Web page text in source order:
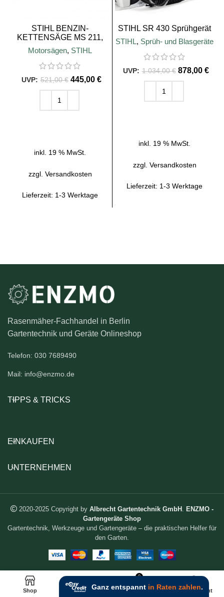
STIHL BENZIN-
KETTENSÄGE MS 211,
PD3, 35 cm
Motorsägen, STIHL
521,00€ 445,00 €
inkl. 19 % MwSt.
zzgl. Versandkosten
Lieferzeit: 1-3 Werktage
STIHL SR 430 Sprühgerät
STIHL, Sprüh- und Blasgeräte
1.034,00€ 878,00 €
inkl. 19 % MwSt.
zzgl. Versandkosten
Lieferzeit: 1-3 Werktage
Rasenmäher-Fachhandel in Berlin
Gartentechnik und Geräte Onlineshop
Telefon: 030 7689490
Mail: info@enzmo.de
TIPPS & TRICKS
EINKAUFEN
UNTERNEHMEN
2020-2025 Copyright by Albrecht Gartentechnik GmbH
ENZMO -
Gartengeräte Shop
Gartentechnik, Werkzeuge und Gartengeräte – die praktischen Helfer für
den Garten.
Shop Wunschliste
0
Warenkorb Mein Account